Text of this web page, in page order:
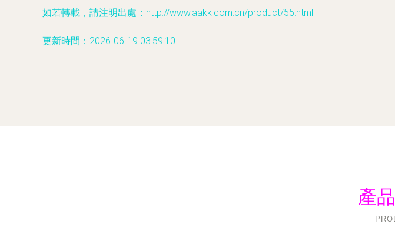
如若轉載，請注明出處：http://www.aakk.com.cn/product/55.html
更新時間：2026-06-19 03:59:10
產